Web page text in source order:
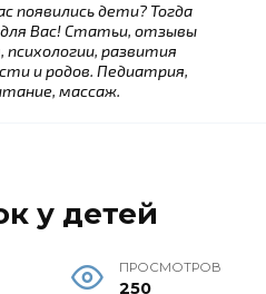
появились дети? Тогда
Вас! Статьи, отзывы
развития
и родов. Педиатрия,
массаж.
у детей
ПРОСМОТРОВ
250